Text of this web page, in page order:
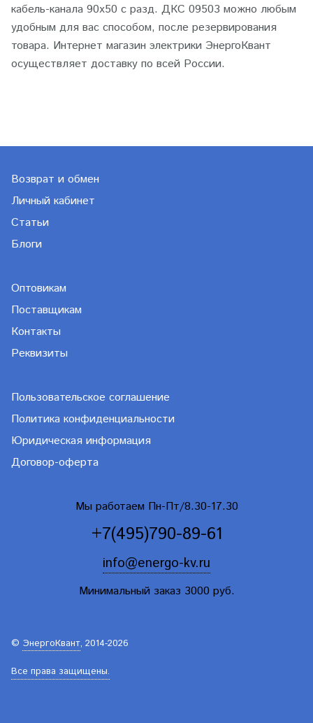
кабель-канала 90х50 с разд. ДКС 09503 можно любым
удобным для вас способом, после резервирования
товара. Интернет магазин электрики ЭнергоКвант
осуществляет доставку по всей России.
Возврат и обмен
Личный кабинет
Статьи
Блоги
Оптовикам
Поставщикам
Контакты
Реквизиты
Пользовательское соглашение
Политика конфиденциальности
Юридическая информация
Договор-оферта
Мы работаем Пн-Пт/8.30-17.30
+7(495)790-89-61
info@energo-kv.ru
Минимальный заказ 3000 руб.
© ЭнергоКвант, 2014-2026
Все права защищены.